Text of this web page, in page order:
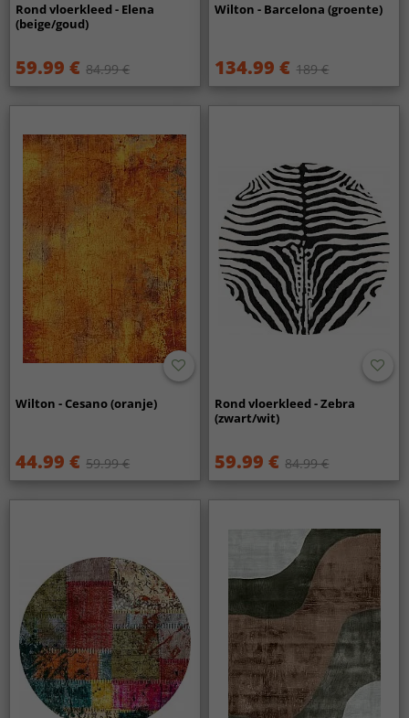
Rond vloerkleed - Elena
(beige/goud)
59.99 € 84.99 €
Wilton - Barcelona (groente)
134.99 € 189 €
Wilton - Cesano (oranje)
44.99 € 59.99 €
Rond vloerkleed - Zebra
(zwart/wit)
59.99 € 84.99 €